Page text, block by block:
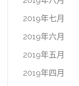
2019年七月
2019年六月
2019年五月
2019年四月